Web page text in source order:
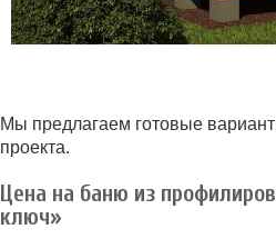
Мы предлагаем готовые
проекта.
Цена на баню из
ключ»